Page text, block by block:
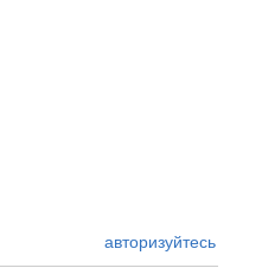
авторизуйтесь